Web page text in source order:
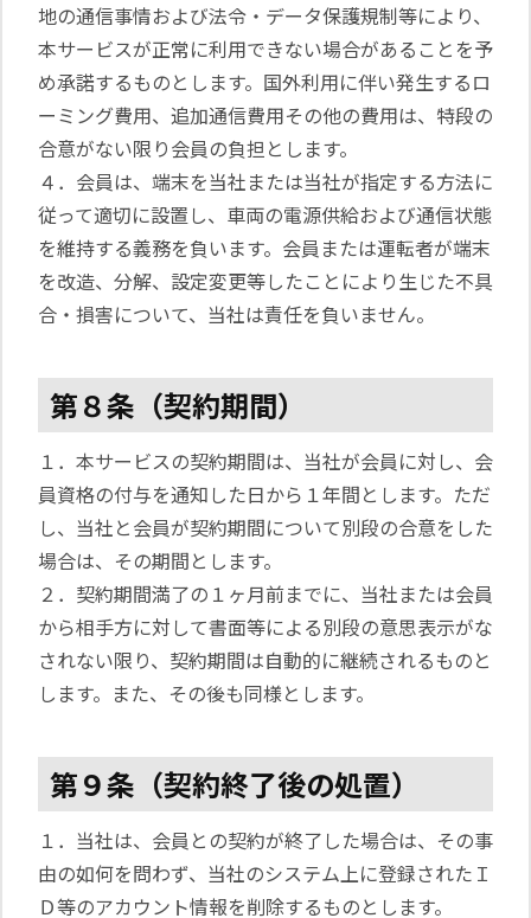
地の通信事情および法令・データ保護規制等により、
本サービスが正常に利用できない場合があることを予
め承諾するものとします。国外利用に伴い発生するロ
ーミング費用、追加通信費用その他の費用は、特段の
合意がない限り会員の負担とします。
４．会員は、端末を当社または当社が指定する方法に
従って適切に設置し、車両の電源供給および通信状態
を維持する義務を負います。会員または運転者が端末
を改造、分解、設定変更等したことにより生じた不具
合・損害について、当社は責任を負いません。
第８条（契約期間）
１．本サービスの契約期間は、当社が会員に対し、会
員資格の付与を通知した日から１年間とします。ただ
し、当社と会員が契約期間について別段の合意をした
場合は、その期間とします。
２．契約期間満了の１ヶ月前までに、当社または会員
から相手方に対して書面等による別段の意思表示がな
されない限り、契約期間は自動的に継続されるものと
します。また、その後も同様とします。
第９条（契約終了後の処置）
１．当社は、会員との契約が終了した場合は、その事
由の如何を問わず、当社のシステム上に登録されたＩ
Ｄ等のアカウント情報を削除するものとします。